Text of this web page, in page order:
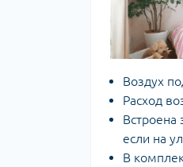
Воздух
Расход
Встроена
если на
В